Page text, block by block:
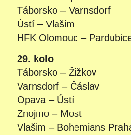
Táborsko – Varnsdorf
Ústí – Vlašim
HFK Olomouc –
29. kolo
Táborsko – Žižkov
Varnsdorf – Čáslav
Opava – Ústí
Znojmo – Most
Vlašim – Bohemians